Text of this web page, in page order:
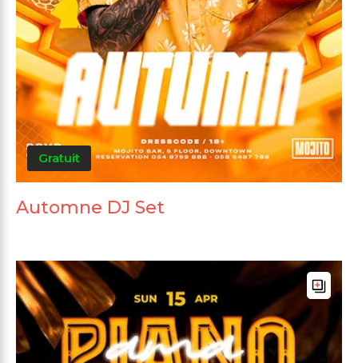
Gratuit
Automne DJ Set